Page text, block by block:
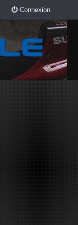
Connexion